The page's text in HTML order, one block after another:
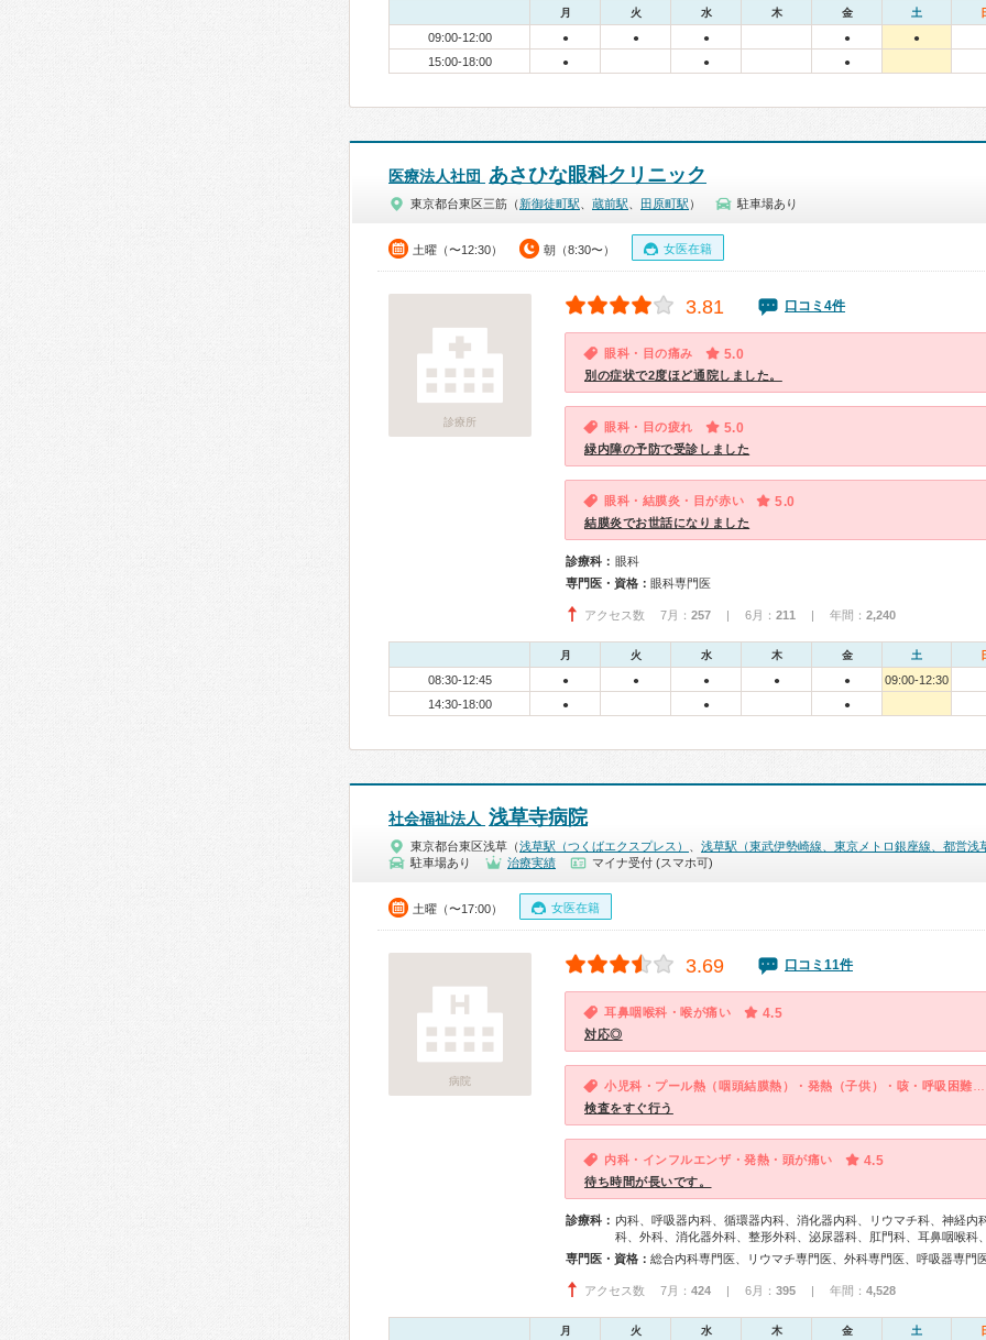
月 火 水 木 金 土
09:00-12:00 ● ● ● ● ●
15:00-18:00 ● ● ●
医療法人社団 あさひな眼科クリニック
東京都台東区三筋（ 新御徒町駅 蔵前駅 田原町駅 ） 駐車場あり
土曜（〜12:30） 朝（8:30〜） 女医在籍
診療所
3.81 口コミ4件
眼科・目の痛み 5.0
別の症状で2度ほど通院しました。
眼科・目の疲れ 5.0
緑内障の予防で受診しました
眼科・結膜炎・目が赤い 5.0
結膜炎でお世話になりました
診療科： 眼科
専門医・資格： 眼科専門医
アクセス数 7月： 257 | 6月： 211 | 年間： 2,240
月 火 水 木 金 土
08:30-12:45 ● ● ● ● ●
09:00-12:30
14:30-18:00
● ● ●
社会福祉法人 浅草寺病院
東京都台東区浅草（浅草駅（つくばエクスプレス）
浅草駅（東武伊勢崎線、東京メトロ銀座線、都営浅
駐車場あり
治療実績 マイナ受付 (スマホ可)
土曜（〜17:00） 女医在籍
病院
3.69 口コミ11件
耳鼻咽喉科・喉が痛い 4.5
対応◎
検査をすぐ行う
内科・インフルエンザ・発熱・頭が痛い 4.5
待ち時間が長いです。
診療科： 内科、呼吸器内科、循環器内科、消化器内科、リウマチ科、神経内
科、外科、消化器外科、整形外科、泌尿器科、肛門科、耳鼻咽喉科
専門医・資格：
アクセス数 7月： 424 | 6月： 395 | 年間： 4,528
月 火 水 木 金 土